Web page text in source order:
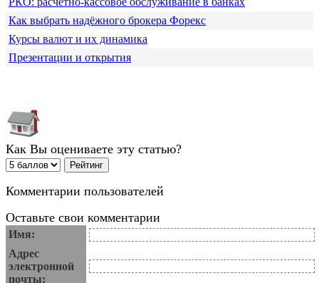
Как выбрать надёжного брокера Форекс
Курсы валют и их динамика
Презентации и открытия
Как Вы оцениваете эту статью?
Комментарии пользователей
Оставьте свои комментарии
Имя:
Адрес
электронной
почты: